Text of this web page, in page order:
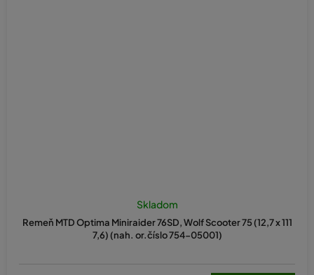
Remeň MTD Optima Miniraider 76SD, Wolf Scooter 75 (12,7 x 111
7,6) (nah. or.číslo 754-05001)
hodnotenie
je
5,0
Skladom